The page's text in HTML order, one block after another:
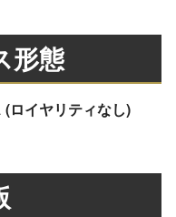
形態
ロイヤリティなし)